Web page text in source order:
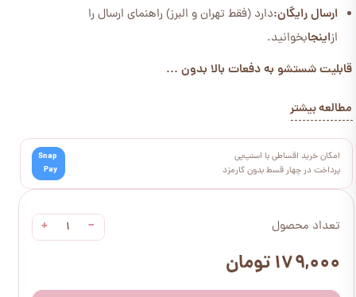
تعداد محصول −
+
۱۷۹,۰۰۰ تومان
ارسال رایگان:دارد (فقط تهران و البرز) راهنمای ارسال را
ازاینجابخوانید.
قابلیت شستشو به دفعات بالا بدون ...
مطالعه بیشتر
امکان خرید اقساطی با اسنپ‌پی
پرداخت در چهار قسط بدون کارمزد
Snap
Pay